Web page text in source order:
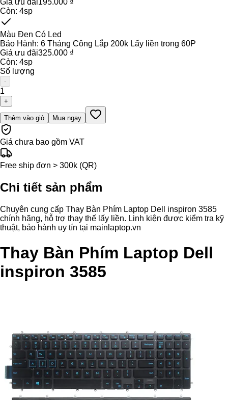
Giá ưu đãi 195.000 ₫
Còn: 4sp
Màu Đen Có Led
Bảo Hành: 6 Tháng Công Lắp 200k Lấy liền trong 60P
Giá ưu đãi325.000 ₫
Còn: 4sp
Số lượng
-
1
+
Thêm vào giỏ Mua ngay
Giá chưa bao gồm VAT
Free ship đơn > 300k (QR)
Chi tiết sản phẩm
Chuyên cung cấp Thay Bàn Phím Laptop Dell inspiron 3585
chính hãng, hỗ trợ thay thế lấy liền. Linh kiện được kiểm tra kỹ
thuật, bảo hành uy tín tại mainlaptop.vn
Thay Bàn Phím Laptop Dell
inspiron 3585